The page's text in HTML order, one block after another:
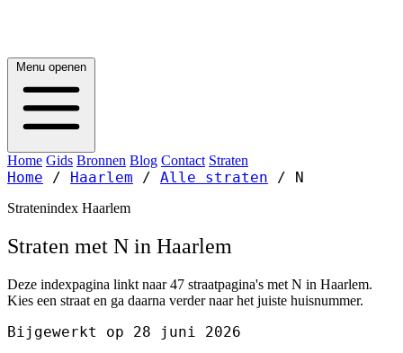
Menu openen
Home Gids Bronnen Blog Contact Straten
Home / Haarlem / Alle straten / N
Stratenindex Haarlem
Straten met N in Haarlem
Deze indexpagina linkt naar 47 straatpagina's met N in Haarlem.
Kies een straat en ga daarna verder naar het juiste huisnummer.
Bijgewerkt op 28 juni 2026